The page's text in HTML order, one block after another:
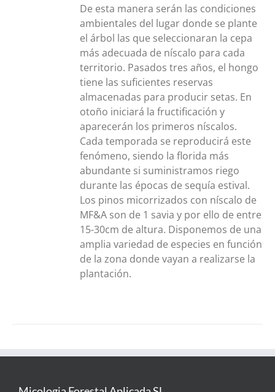
De esta manera serán las condiciones
ambientales del lugar donde se plante
el árbol las que seleccionaran la cepa
más adecuada de níscalo para cada
territorio. Pasados tres años, el hongo
tiene las suficientes reservas
almacenadas para producir setas. En
otoño iniciará la fructificación y
aparecerán los primeros níscalos.
Cada temporada se reproducirá este
fenómeno, siendo la florida más
abundante si suministramos riego
durante las épocas de sequía estival.
Los pinos micorrizados con níscalo de
MF&A son de 1 savia y por ello de entre
15-30cm de altura. Disponemos de una
amplia variedad de especies en función
de la zona donde vayan a realizarse la
plantación.